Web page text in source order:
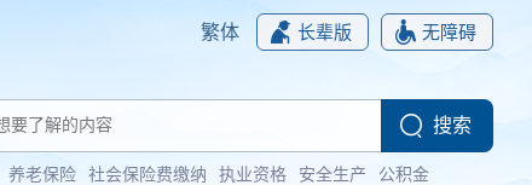
繁体 长辈版 无障碍
养老保险 社会保险费缴纳 执业资格 安全生产 公积金